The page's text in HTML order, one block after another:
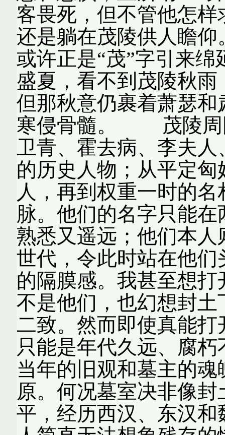
客畏死，但不管他怎
还是躺在茂陵供人瞻
或许正是“茂”字引来
盛夏，看不到茂陵秋
但那秋意仍裹着萧瑟
寒侵骨髓。 茂陵周
卫青、霍去病、李夫
的历史人物；从平定
人，再到权重一时的
脉。他们的名字只能
熟悉又遥远；他们本
世代，令此时站在他
的隔膜感。我甚至想
不是他们，也幻想封
二致。然而即使真能
只能是年代久远、腐
当年的旧观和墓主的
原。何况墓室决非像
平，经历西汉、东汉